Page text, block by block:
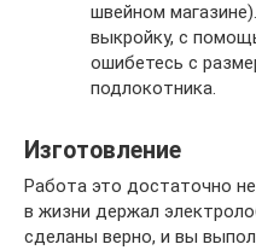
швейном
выкройку, с
ошибетесь с
подлокотника.
Изготовление
Работа это достаточно
в жизни держал
сделаны верно, и вы